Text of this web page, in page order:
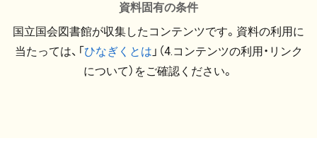
資料固有の条件
国立国会図書館が収集したコンテンツです。資料の利用に
当たっては、「ひなぎくとは 」（4.コンテンツの利用・リンク
について）をご確認ください。